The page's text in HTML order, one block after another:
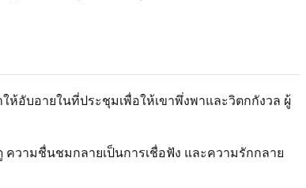
ห้อับอายในที่ประชุมเพื่อให้เขาพึ่งพาและวิตกกังวล ผู้
วามชื่นชมกลายเป็นการเชื่อฟัง และความรักกลาย